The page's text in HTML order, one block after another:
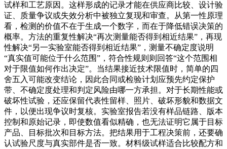
试样和工艺原因。这样形成的记录才能在供应商比较、设计验
证、质量争议或失效分析中被独立复现和审查。从第一性原理
看，检测的价值不在于生成一个数字，而在于降低错误决策的
概率。方法的重复性解决“再次测量能否得到相近结果”，再现
性解决“另一实验室能否得到相近结果”，测量不确定度说明
“真实值可能位于什么范围”，符合性规则则回答“这个范围相
对于限值如何作出决定”。当结果接近技术限值时，简单的四
舍五入可能改变结论，因此合同或检验计划应预先约定保护
带、不确定度处理和判定风险由哪一方承担。对于长期性能或
破坏性试验，还应保留代表性留样、照片、破坏形貌和数据文
件，以便出现争议时复核。实验室报告若没有样品链路、版本
控制和原始记录，即使数值看似精确，也无法证明它属于目标
产品、目标批次和目标方法。把结果用于工程决策前，还要确
认试验尺度与真实部件是否一致。材料级试样适合比较配方和